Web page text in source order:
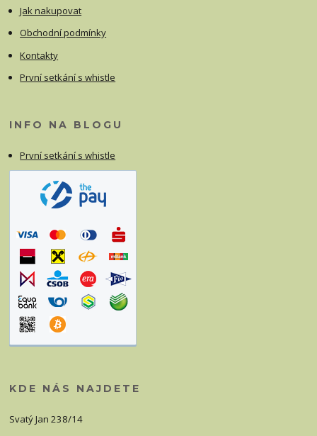
Jak nakupovat
Obchodní podmínky
Kontakty
První setkání s whistle
INFO NA BLOGU
První setkání s whistle
KDE NÁS NAJDETE
Svatý Jan 238/14